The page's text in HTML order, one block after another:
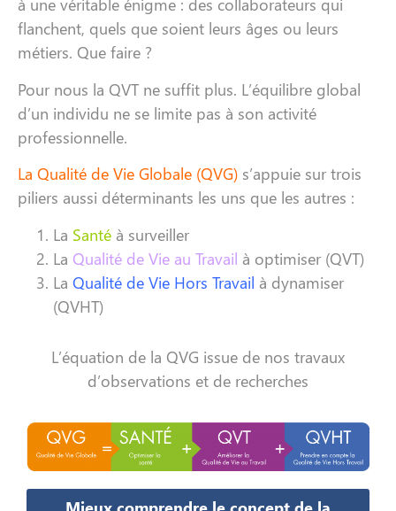
flanchent, quels que soient leurs âges ou leurs
métiers. Que faire ?
Pour nous la QVT ne suffit plus. L’équilibre global
d’un individu ne se limite pas à son activité
professionnelle.
La Qualité de Vie Globale (QVG) s’appuie sur trois
piliers aussi déterminants les uns que les autres :
La Santé à surveiller
La Qualité de Vie au Travail à optimiser (QVT)
La Qualité de Vie Hors Travail à dynamiser
(QVHT)
L’équation de la QVG issue de nos travaux
d’observations et de recherches